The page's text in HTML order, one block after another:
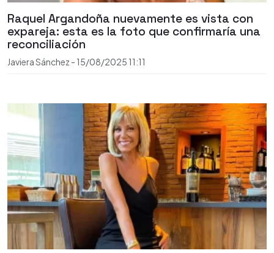
Raquel Argandoña nuevamente es vista con
expareja: esta es la foto que confirmaría una
reconciliación
Javiera Sánchez - 15/08/2025 11:11